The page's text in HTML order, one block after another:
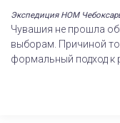
Экспедиция НОМ
Чувашия не прошла
выборам. Причиной
формальный подход к